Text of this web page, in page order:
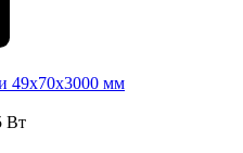
49х70х3000 мм
Вт